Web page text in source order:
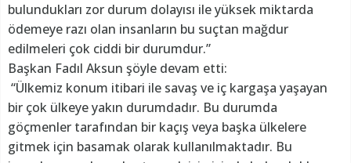
bulundukları zor durum dolayısı ile yüksek miktarda
ödemeye razı olan insanların bu suçtan mağdur
edilmeleri çok ciddi bir durumdur.”
Başkan Fadıl Aksun şöyle devam etti:
“Ülkemiz konum itibari ile savaş ve iç kargaşa yaşayan
bir çok ülkeye yakın durumdadır. Bu durumda
göçmenler tarafından bir kaçış veya başka ülkelere
gitmek için basamak olarak kullanılmaktadır. Bu